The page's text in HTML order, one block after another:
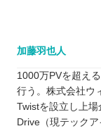
加藤羽也人
1000万PVを超え
行う。株式会社ウ
Twistを設立し上
Drive（現テック